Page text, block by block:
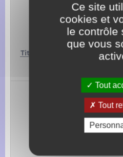
Titres de séjour,
Attestation
Ce site
cookies et
le contrôle
que vous
Tout
Tout